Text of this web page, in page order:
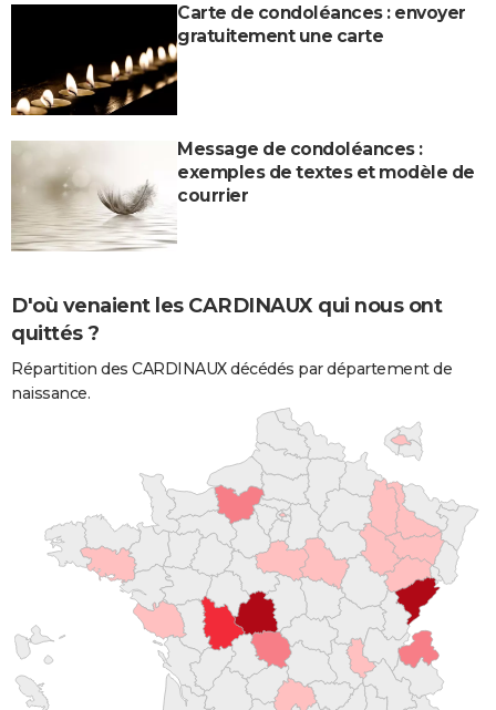
Carte de condoléances : envoyer
gratuitement une carte
Message de condoléances :
exemples de textes et modèle de
courrier
D'où venaient les CARDINAUX qui nous ont
quittés ?
Répartition des CARDINAUX décédés par département de
naissance.